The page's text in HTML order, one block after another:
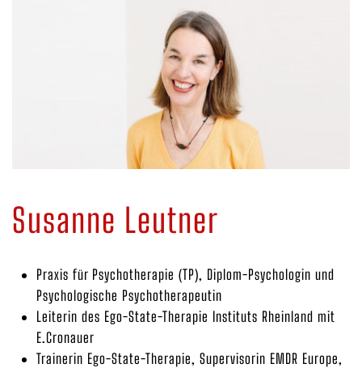
Susanne Leutner
Praxis für Psychotherapie (TP), Diplom-Psychologin und
Psychologische Psychotherapeutin
Leiterin des Ego-State-Therapie Instituts Rheinland mit
E.Cronauer
Trainerin Ego-State-Therapie, Supervisorin EMDR Europe,